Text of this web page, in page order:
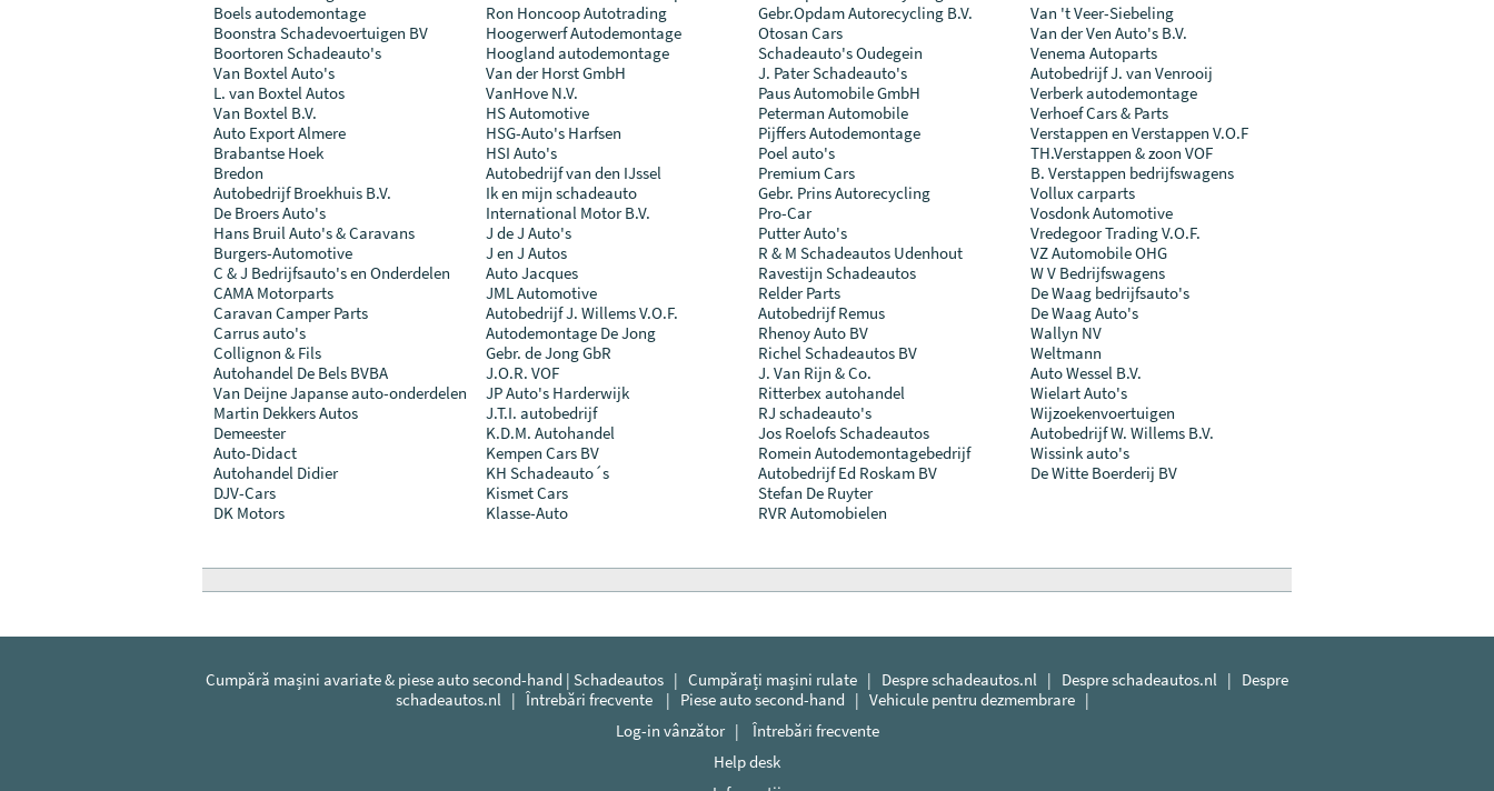
Boels autodemontage
Boonstra Schadevoertuigen BV
Boortoren Schadeauto's
Van Boxtel Auto's
L. van Boxtel Autos
Van Boxtel B.V.
Auto Export Almere
Brabantse Hoek
Bredon
Autobedrijf Broekhuis B.V.
De Broers Auto's
Hans Bruil Auto's & Caravans
Burgers-Automotive
C & J Bedrijfsauto's en Onderdelen
CAMA Motorparts
Caravan Camper Parts
Carrus auto's
Collignon & Fils
Autohandel De Bels BVBA
Van Deijne Japanse auto-onderdelen
Martin Dekkers Autos
Demeester
Auto-Didact
Autohandel Didier
DJV-Cars
DK Motors
Ron Honcoop Autotrading
Hoogerwerf Autodemontage
Hoogland autodemontage
Van der Horst GmbH
VanHove N.V.
HS Automotive
HSG-Auto's Harfsen
HSI Auto's
Autobedrijf van den IJssel
Ik en mijn schadeauto
International Motor B.V.
J de J Auto's
J en J Autos
Auto Jacques
JML Automotive
Autobedrijf J. Willems V.O.F.
Autodemontage De Jong
Gebr. de Jong GbR
J.O.R. VOF
JP Auto's Harderwijk
J.T.I. autobedrijf
K.D.M. Autohandel
Kempen Cars BV
KH Schadeauto´s
Kismet Cars
Klasse-Auto
Gebr.Opdam Autorecycling B.V.
Otosan Cars
Schadeauto's Oudegein
J. Pater Schadeauto's
Paus Automobile GmbH
Peterman Automobile
Pijffers Autodemontage
Poel auto's
Premium Cars
Gebr. Prins Autorecycling
Pro-Car
Putter Auto's
R & M Schadeautos Udenhout
Ravestijn Schadeautos
Relder Parts
Autobedrijf Remus
Rhenoy Auto BV
Richel Schadeautos BV
J. Van Rijn & Co.
Ritterbex autohandel
RJ schadeauto's
Jos Roelofs Schadeautos
Romein Autodemontagebedrijf
Autobedrijf Ed Roskam BV
Stefan De Ruyter
RVR Automobielen
Van 't Veer-Siebeling
Van der Ven Auto's B.V.
Venema Autoparts
Autobedrijf J. van Venrooij
Verberk autodemontage
Verhoef Cars & Parts
Verstappen en Verstappen V.O.F
TH.Verstappen & zoon VOF
B. Verstappen bedrijfswagens
Vollux carparts
Vosdonk Automotive
Vredegoor Trading V.O.F.
VZ Automobile OHG
W V Bedrijfswagens
De Waag bedrijfsauto's
De Waag Auto's
Wallyn NV
Weltmann
Auto Wessel B.V.
Wielart Auto's
Wijzoekenvoertuigen
Autobedrijf W. Willems B.V.
Wissink auto's
De Witte Boerderij BV
Cumpără mașini avariate & piese auto second-hand | Schadeautos | Cumpărați mașini rulate | Despre schadeautos.nl | Despre schadeautos.nl | Despre
schadeautos.nl| Întrebări frecvente | Piese auto second-hand | Vehicule pentru dezmembrare|
Log-in vânzător| Întrebări frecvente
Help desk